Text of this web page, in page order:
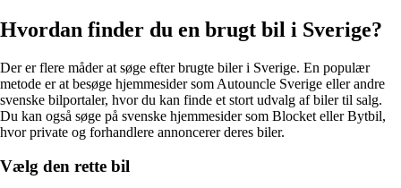
Hvordan finder du en brugt bil i Sverige?
Der er flere måder at søge efter brugte biler i Sverige. En populær
metode er at besøge hjemmesider som Autouncle Sverige eller andre
svenske bilportaler, hvor du kan finde et stort udvalg af biler til salg.
Du kan også søge på svenske hjemmesider som Blocket eller Bytbil,
hvor private og forhandlere annoncerer deres biler.
Vælg den rette bil